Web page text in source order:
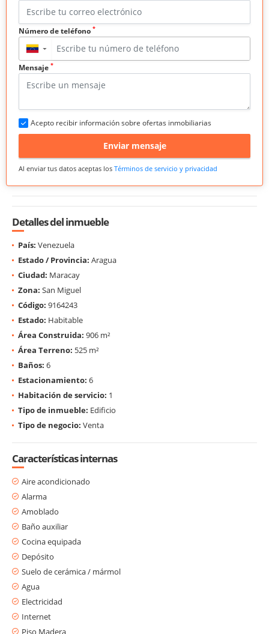
Número de teléfono *
▼
Mensaje *
Acepto recibir información sobre ofertas inmobiliarias
Enviar mensaje
Al enviar tus datos aceptas los Términos de servicio y privacidad
Detalles del inmueble
País: Venezuela
Estado / Provincia: Aragua
Ciudad: Maracay
Zona: San Miguel
Código: 9164243
Estado: Habitable
Área Construida: 906 m²
Área Terreno: 525 m²
Baños: 6
Estacionamiento: 6
Habitación de servicio: 1
Tipo de inmueble: Edificio
Tipo de negocio: Venta
Características internas
Aire acondicionado
Alarma
Amoblado
Baño auxiliar
Cocina equipada
Depósito
Suelo de cerámica / mármol
Agua
Electricidad
Internet
Piso Madera